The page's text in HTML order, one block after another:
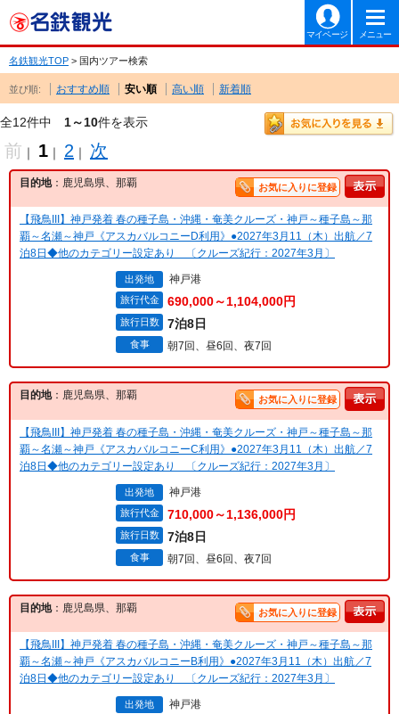
マイページ メニュー
名鉄観光TOP > 国内ツアー検索
並び順: おすすめ順 安い順 高い順 新着順
全12件中 1～10件を表示
前 ｜ 1 ｜ 2 ｜ 次
目的地：鹿児島県、那覇 お気に入りに登録
【飛鳥III】神戸発着 春の種子島・沖縄・奄美クルーズ・神戸～種子島～那
覇～名瀬～神戸《アスカバルコニーD利用》●2027年3月11（木）出航／7
泊8日◆他のカテゴリー設定あり 〔クルーズ紀行：2027年3月〕
出発地 神戸港
旅行代金 690,000～1,104,000円
旅行日数 7泊8日
食事 朝7回、昼6回、夜7回
目的地：鹿児島県、那覇 お気に入りに登録
【飛鳥III】神戸発着 春の種子島・沖縄・奄美クルーズ・神戸～種子島～那
覇～名瀬～神戸《アスカバルコニーC利用》●2027年3月11（木）出航／7
泊8日◆他のカテゴリー設定あり 〔クルーズ紀行：2027年3月〕
出発地 神戸港
旅行代金 710,000～1,136,000円
旅行日数 7泊8日
食事 朝7回、昼6回、夜7回
目的地：鹿児島県、那覇 お気に入りに登録
【飛鳥III】神戸発着 春の種子島・沖縄・奄美クルーズ・神戸～種子島～那
覇～名瀬～神戸《アスカバルコニーB利用》●2027年3月11（木）出航／7
泊8日◆他のカテゴリー設定あり 〔クルーズ紀行：2027年3月〕
出発地 神戸港